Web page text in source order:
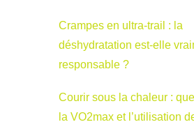
Crampes en ultra-trail : la
déshydratation est-elle
responsable ?
Courir sous la chaleur :
la VO2max et l’utilisation